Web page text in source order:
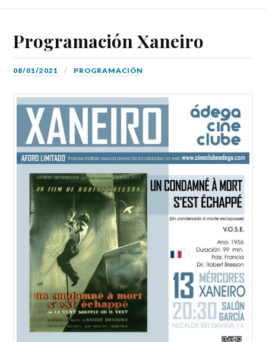
Programación Xaneiro
08/01/2021 PROGRAMACIÓN